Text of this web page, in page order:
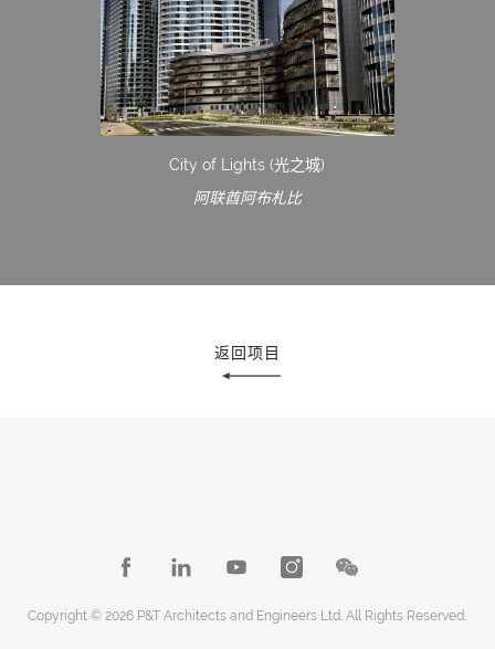
City of Lights (光之城)
阿联酋阿布札比
返回项目
Copyright © 2026 P&T Architects and Engineers Ltd. All Rights Reserved.